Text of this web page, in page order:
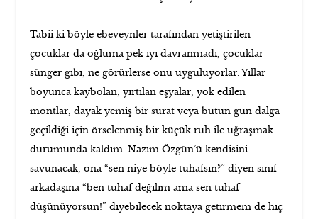
Tabii ki böyle ebeveynler tarafından yetiştirilen
çocuklar da oğluma pek iyi davranmadı, çocuklar
sünger gibi, ne görürlerse onu uyguluyorlar. Yıllar
boyunca kaybolan, yırtılan eşyalar, yok edilen
montlar, dayak yemiş bir surat veya bütün gün dalga
geçildiği için örselenmiş bir küçük ruh ile uğraşmak
durumunda kaldım. Nazım Özgün’ü kendisini
savunacak, ona “sen niye böyle tuhafsın?” diyen sınıf
arkadaşına “ben tuhaf değilim ama sen tuhaf
düşünüyorsun!” diyebilecek noktaya getirmem de hiç